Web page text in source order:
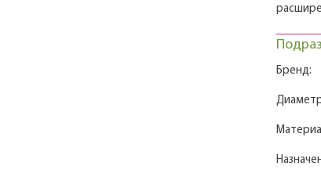
Бренд: